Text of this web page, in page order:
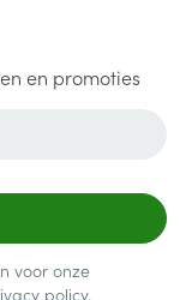
en promoties
voor onze
policy.